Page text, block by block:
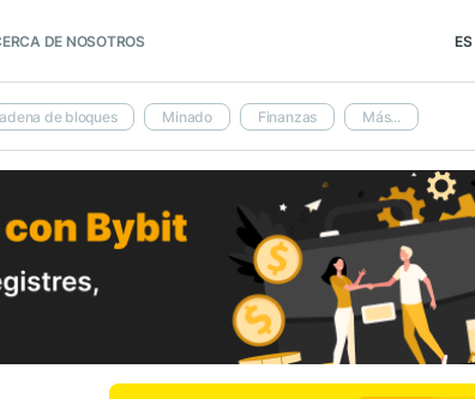
DE NOSOTROS ES
de bloques Minado Finanzas Más...